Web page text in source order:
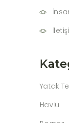
Yatak
Havlu